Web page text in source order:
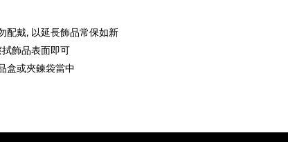
配戴, 以延長飾品常保如新
飾品表面即可
盒或夾鍊袋當中